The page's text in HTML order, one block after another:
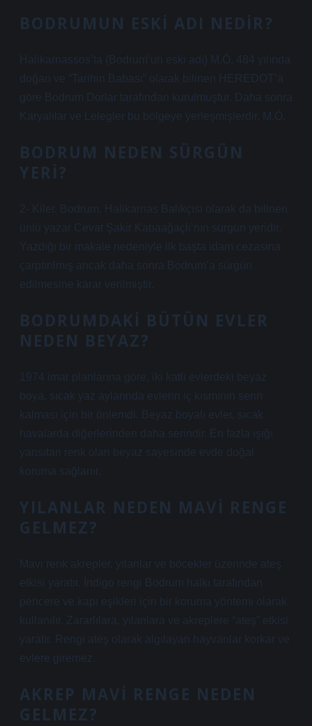
BODRUMUN ESKI ADI NEDIR?
Halikarnassos’ta (Bodrum’un eski adı) M.Ö. 484 yılında
doğan ve “Tarihin Babası” olarak bilinen HEREDOT’a
göre Bodrum Dorlar tarafından kurulmuştur. Daha sonra
Karyalılar ve Lelegler bu bölgeye yerleşmişlerdir. M.Ö.
BODRUM NEDEN SÜRGÜN
YERI?
2- Kiler. Bodrum, Halikarnas Balıkçısı olarak da bilinen
ünlü yazar Cevat Şakir Kabaağaçlı’nın sürgün yeridir.
Yazdığı bir makale nedeniyle ilk başta idam cezasına
çarptırılmış ancak daha sonra Bodrum’a sürgün
edilmesine karar verilmiştir.
BODRUMDAKI BÜTÜN EVLER
NEDEN BEYAZ?
1974 imar planlarına göre, iki katlı evlerdeki beyaz
boya, sıcak yaz aylarında evlerin iç kısmının serin
kalması için bir önlemdi. Beyaz boyalı evler, sıcak
havalarda diğerlerinden daha serindir. En fazla ışığı
yansıtan renk olan beyaz sayesinde evde doğal
koruma sağlanır.
YILANLAR NEDEN MAVI RENGE
GELMEZ?
Mavi renk akrepler, yılanlar ve böcekler üzerinde ateş
etkisi yaratır. İndigo rengi Bodrum halkı tarafından
pencere ve kapı eşikleri için bir koruma yöntemi olarak
kullanılır. Zararlılara, yılanlara ve akreplere “ateş” etkisi
yaratır. Rengi ateş olarak algılayan hayvanlar korkar ve
evlere giremez.
AKREP MAVI RENGE NEDEN
GELMEZ?